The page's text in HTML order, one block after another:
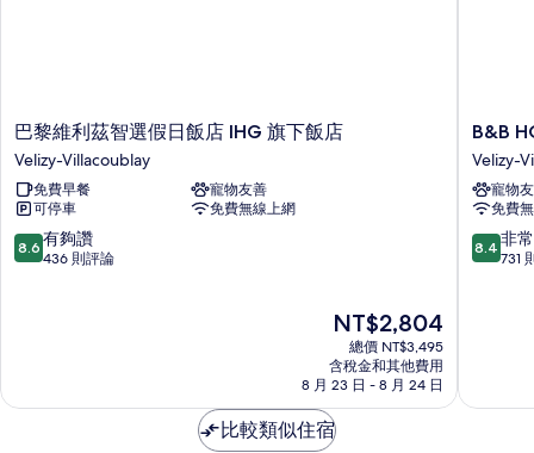
片巴
黎
維
利
茲
智
選
下
巴黎維利茲智選假日飯店 IHG 旗下飯店
Velizy-Villacoublay
免費早餐
寵物友善
可停車
免費無線上網
8.6
分，
讚，
8.6 有夠讚
436 則評論
現
價
格
為
NT$2,804
NT$2,804
總價 NT$3,495
含稅金和其他費用
8 月 23 日 - 8 月 24 日
B&B
HOME
Vélizy
Velizy-
B&B
Velizy-
寵物
免費
8.4
分，
好，
8.4 非
731
比較類似住宿